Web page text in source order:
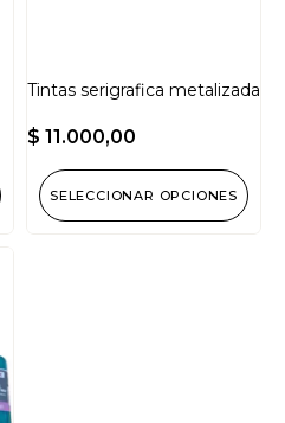
Tintas serigrafica metalizada
$ 11.000,00
SELECCIONAR OPCIONES